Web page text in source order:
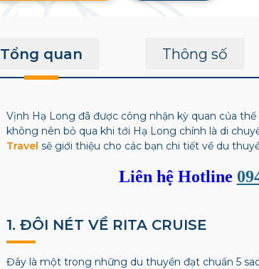
Tổng quan Thông số
Vịnh Hạ Long đã được công nhận kỳ quan của
không nên bỏ qua khi tới Hạ Long chính là di
Travel sẽ giới thiệu cho các bạn chi tiết về du
Liên hệ Hotline
1. ĐÔI NÉT VỀ RITA CRUISE
Đây là một trong những du thuyền đạt chuẩn 5